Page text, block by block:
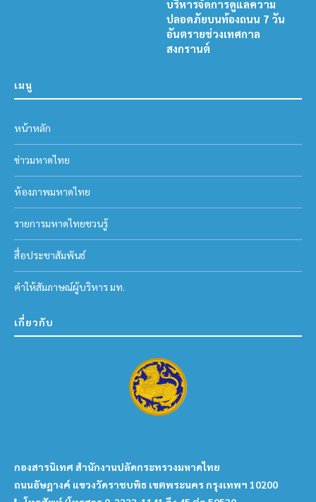
บริหารจัดการดูแลความ
ปลอดภัยบนท้องถนน 7 วัน
อันตรายช่วงเทศกาล
สงกรานต์
เมนู
หน้าหลัก
ข่าวมหาดไทย
ห้องภาพมหาดไทย
รายการมหาดไทยชวนรู้
สื่อประชาสัมพันธ์
คำให้สัมภาษณ์ผู้บริหาร มท.
เกี่ยวกับ
กองสารนิเทศ สำนักงานปลัดกระทรวงมหาดไทย
ถนนอัษฎางค์ แขวงวัดราชบพิธ เขตพระนคร กรุงเทพฯ 10200